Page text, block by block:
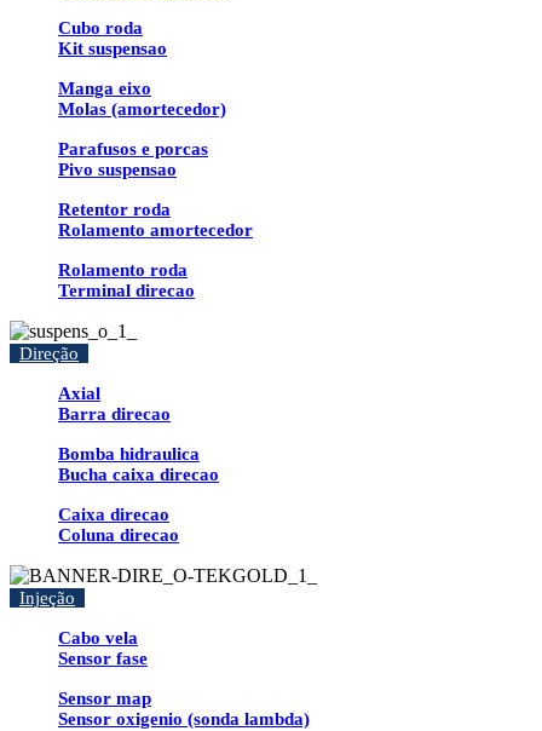
Cubo roda
Kit suspensao
Manga eixo
Molas (amortecedor)
Parafusos e porcas
Pivo suspensao
Retentor roda
Rolamento amortecedor
Rolamento roda
Terminal direcao
Direção
Axial
Barra direcao
Bomba hidraulica
Bucha caixa direcao
Caixa direcao
Coluna direcao
Injeção
Cabo vela
Sensor fase
Sensor map
Sensor oxigenio (sonda lambda)